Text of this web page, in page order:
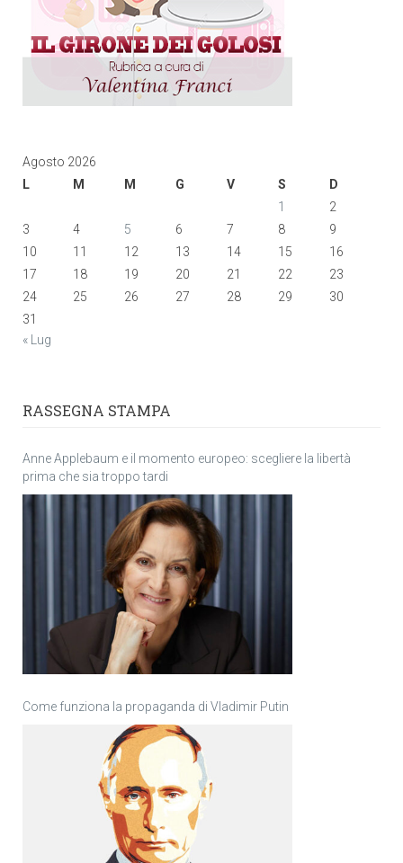
Agosto 2026
L
M M G V S
D
1
2
3
4 5 6 7 8
9
10
11 12 13 14 15
16
17
18 19 20 21 22
23
24
25 26 27 28 29
30
31
« Lug
RASSEGNA STAMPA
Anne Applebaum e il momento europeo: scegliere la libertà
prima che sia troppo tardi
Come funziona la propaganda di Vladimir Putin